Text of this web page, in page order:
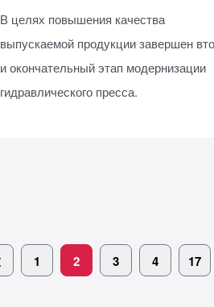
В целях повышения качества
выпускаемой продукции завершен
и окончательный этап модернизации
гидравлического пресса.
1 2 3 4 17